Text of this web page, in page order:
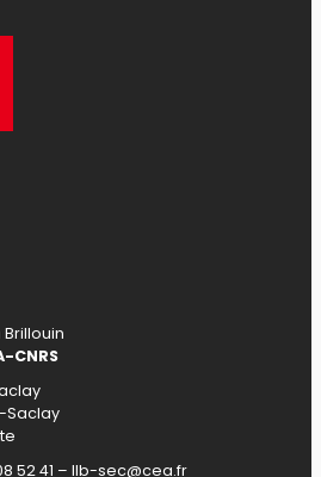
CNRS
Saclay
52 41 – llb-sec@cea.fr